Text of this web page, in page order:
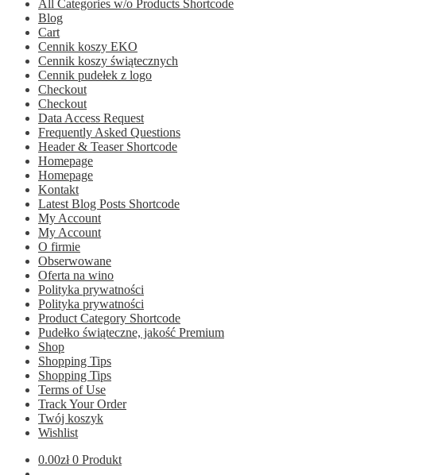
All Categories w/o Products Shortcode
Blog
Cart
Cennik koszy EKO
Cennik koszy świątecznych
Cennik pudełek z logo
Checkout
Checkout
Data Access Request
Frequently Asked Questions
Header & Teaser Shortcode
Homepage
Homepage
Kontakt
Latest Blog Posts Shortcode
My Account
My Account
O firmie
Obserwowane
Oferta na wino
Polityka prywatności
Polityka prywatności
Product Category Shortcode
Pudełko świąteczne, jakość Premium
Shop
Shopping Tips
Shopping Tips
Terms of Use
Track Your Order
Twój koszyk
Wishlist
0.00zł 0 Produkt